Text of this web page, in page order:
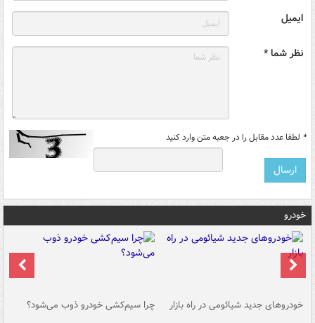
ایمیل
نظر شما *
* لطفا عدد مقابل را در جعبه متن وارد کنید
خودرو
خودروهای جدید شیائومی در راه بازار چرا سیم‌کشی خودرو ذوب می‌شود؟